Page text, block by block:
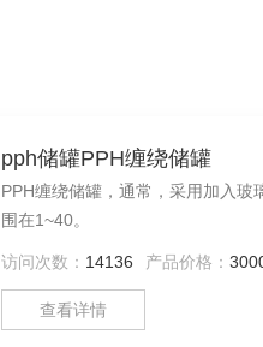
pph储罐PPH缠绕储罐
PPH缠绕储罐，通常，采用加入
围在1~40。
访问次数： 14136 产品价格：
查看详情